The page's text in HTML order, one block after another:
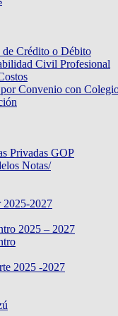
Crédito o Débito
Civil Profesional
Convenio con
Privadas GOP
Notas/
2025-2027
2025 – 2027
2025 -2027